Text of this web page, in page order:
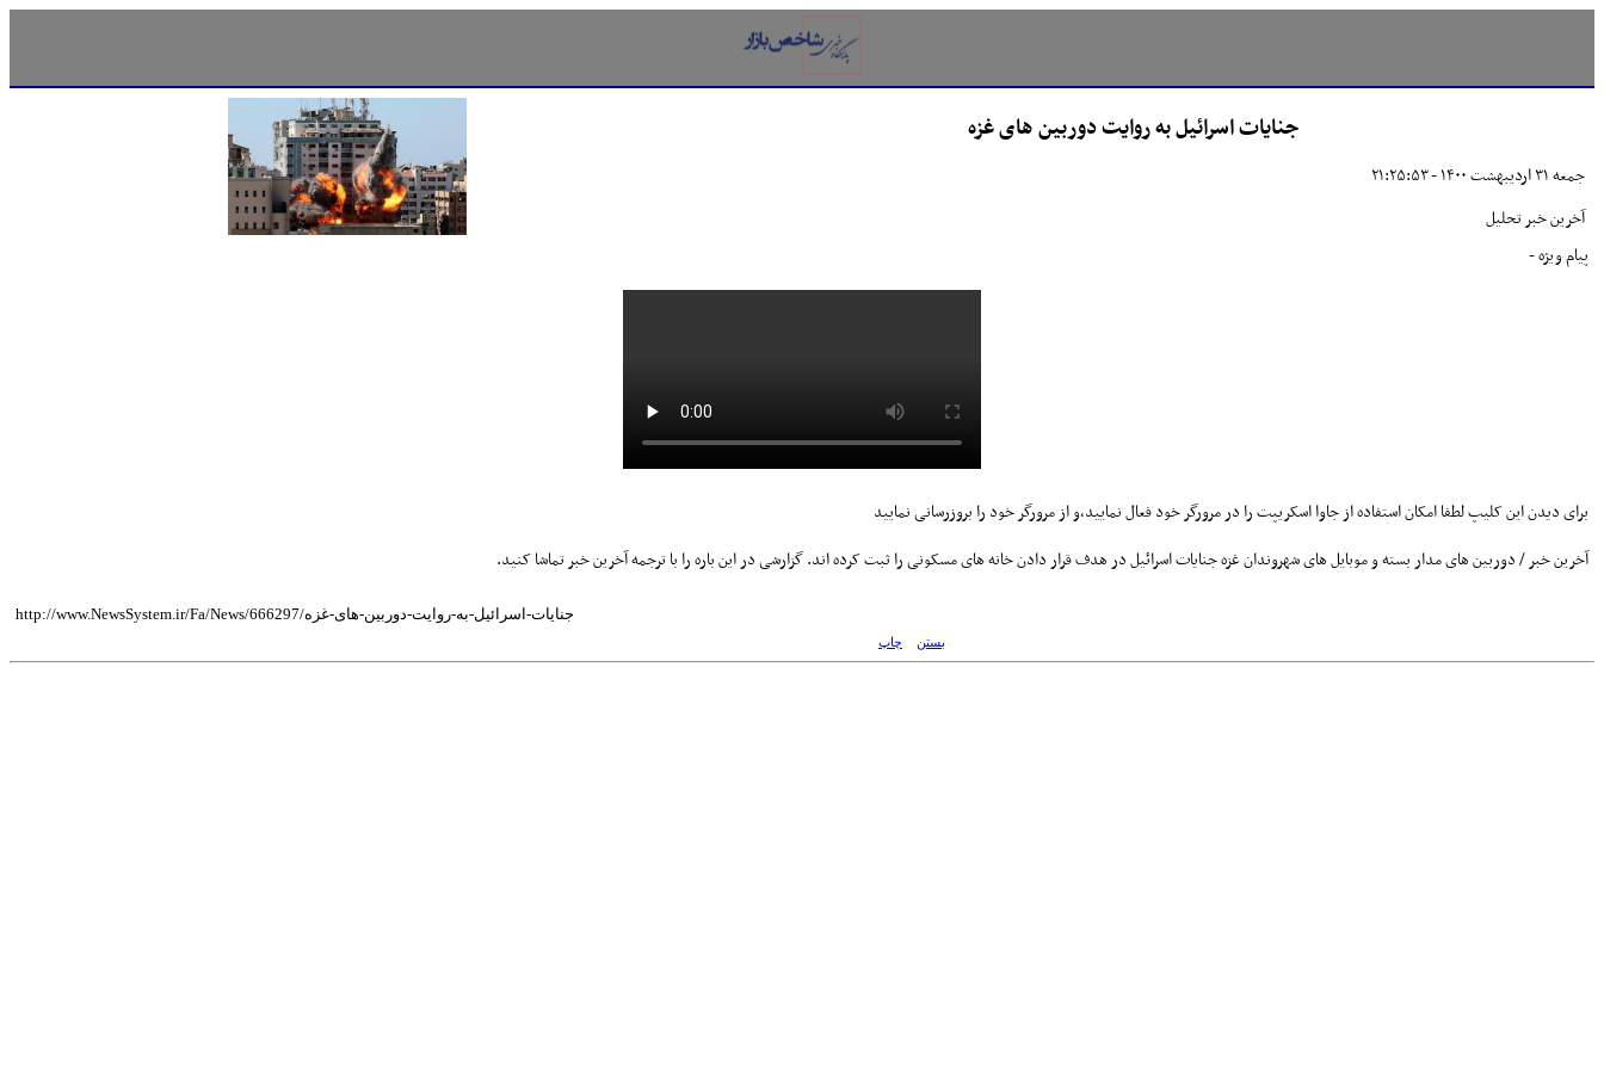
جنایات اسرائیل به روایت دوربین های غزه
جمعه ۳۱ ارديبهشت ۱۴۰۰ - ۲۱:۲۵:۵۳
آخرین خبر تحلیل
پیام ویژه -
برای دیدن این کلیپ لطفا امکان استفاده از جاوا اسکریپت را در مرورگر خود فعال نمایید،و از مرورگر خود را بروزرسانی نمایید
آخرین خبر / دوربین های مدار بسته و موبایل های شهروندان غزه جنایات اسرائیل در هدف قرار دادن خانه های مسکونی را ثبت کرده اند. گزارشی در این باره را با ترجمه آخرین خبر تماشا کنید.
http://www.NewsSystem.ir/Fa/News/666297/جنایات-اسرائیل-به-روایت-دوربین-های-غزه
بستن چاپ